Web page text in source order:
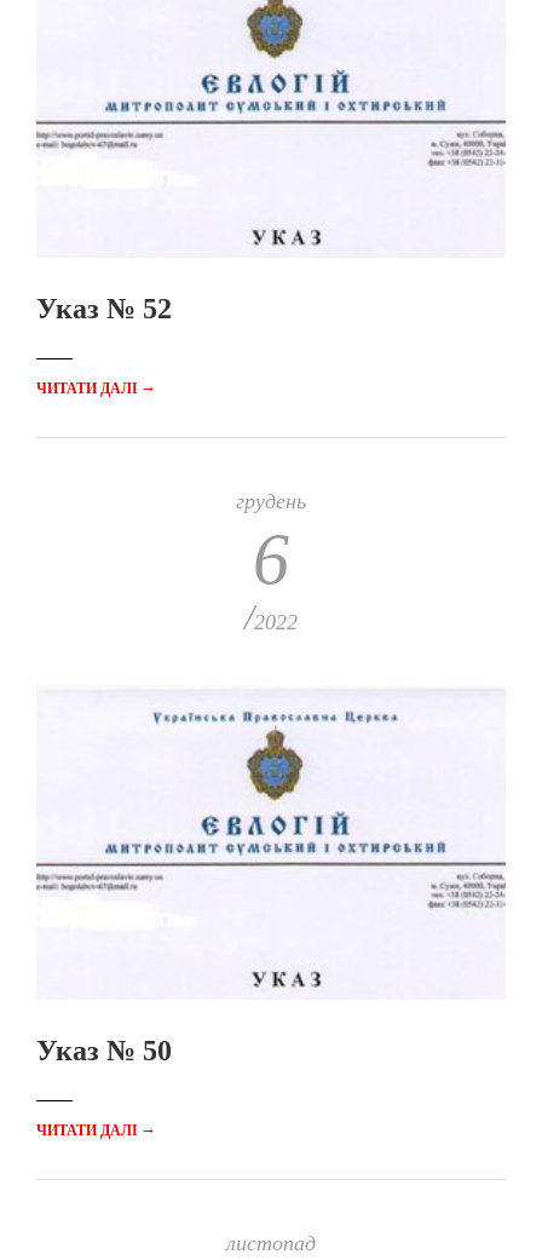
Указ № 52
ЧИТАТИ ДАЛІ →
грудень
6
/2022
Указ № 50
ЧИТАТИ ДАЛІ →
листопад